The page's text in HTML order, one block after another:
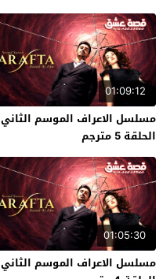
01:09:12
مسلسل الاعراف الموسم الثاني
الحلقة 5 مترجم
01:05:30
مسلسل الاعراف الموسم الثاني